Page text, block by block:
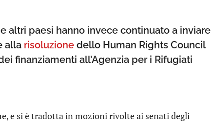
altri paesi hanno invece continuato a inviare
alla risoluzione dello Human Rights Council
finanziamenti all’Agenzia per i Rifugiati
e si è tradotta in mozioni rivolte ai senati degli